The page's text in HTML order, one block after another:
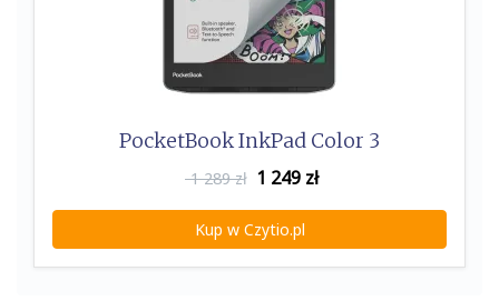
PocketBook InkPad Color 3
1 289 zł 1 249zł
Kup w Czytio.pl